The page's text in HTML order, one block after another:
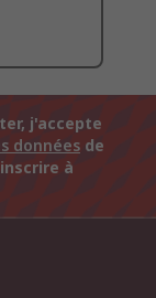
j'accepte
données de
à